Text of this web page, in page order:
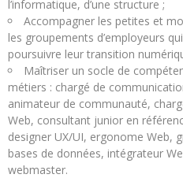
l’informatique, d’une structure ;
Accompagner les petites et
les groupements d’employeurs
poursuivre leur transition
Maîtriser un socle de
métiers : chargé de
animateur de communauté,
Web, consultant junior en
designer UX/UI, ergonome Web,
bases de données, intégrateur
webmaster.